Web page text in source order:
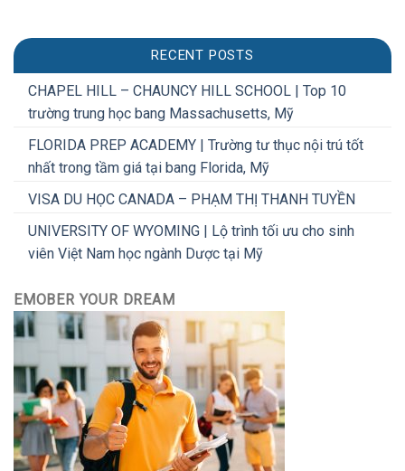
RECENT POSTS
CHAPEL HILL – CHAUNCY HILL SCHOOL | Top 10
trường trung học bang Massachusetts, Mỹ
FLORIDA PREP ACADEMY | Trường tư thục nội trú tốt
nhất trong tầm giá tại bang Florida, Mỹ
VISA DU HỌC CANADA – PHẠM THỊ THANH TUYỀN
UNIVERSITY OF WYOMING | Lộ trình tối ưu cho sinh
viên Việt Nam học ngành Dược tại Mỹ
EMOBER YOUR DREAM